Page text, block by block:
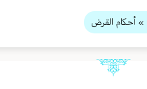
» أحكام القرض